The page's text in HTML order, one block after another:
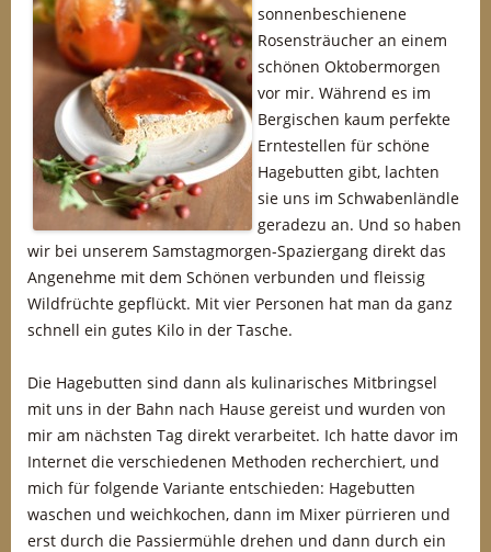
sonnenbeschienene
Rosensträucher an einem
schönen Oktobermorgen
vor mir. Während es im
Bergischen kaum perfekte
Erntestellen für schöne
Hagebutten gibt, lachten
sie uns im Schwabenländle
geradezu an. Und so haben
wir bei unserem Samstagmorgen-Spaziergang direkt das
Angenehme mit dem Schönen verbunden und fleissig
Wildfrüchte gepflückt. Mit vier Personen hat man da ganz
schnell ein gutes Kilo in der Tasche.
Die Hagebutten sind dann als kulinarisches Mitbringsel
mit uns in der Bahn nach Hause gereist und wurden von
mir am nächsten Tag direkt verarbeitet. Ich hatte davor im
Internet die verschiedenen Methoden recherchiert, und
mich für folgende Variante entschieden: Hagebutten
waschen und weichkochen, dann im Mixer pürrieren und
erst durch die Passiermühle drehen und dann durch ein